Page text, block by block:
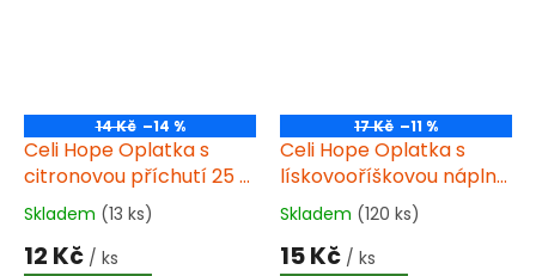
14 Kč –14 %
Celi Hope Oplatka s
citronovou příchutí 25 g
bez lepku
Průměrné
hodnocení
produktu
Skladem (13 ks)
12 Kč / ks
17 Kč –11 %
Celi Hope Oplatka s
lískovooříškovou náplní
35g
Průměrné
hodnocení
produktu
Skladem (120 ks)
15 Kč / ks